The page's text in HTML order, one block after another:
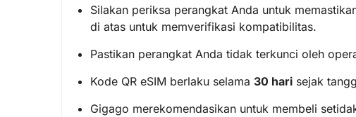
Silakan periksa perangkat Anda untuk
di atas untuk memverifikasi kompatibilitas.
Pastikan perangkat Anda tidak terkunci oleh
Kode QR eSIM berlaku selama 30 hari sejak
Gigago merekomendasikan untuk membeli